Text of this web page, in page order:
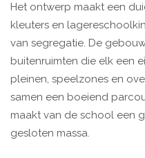
Het ontwerp maakt een
kleuters en
van segregatie. De
buitenruimten die elk een
pleinen, speelzones en
samen een boeiend
maakt van de school een
gesloten massa.